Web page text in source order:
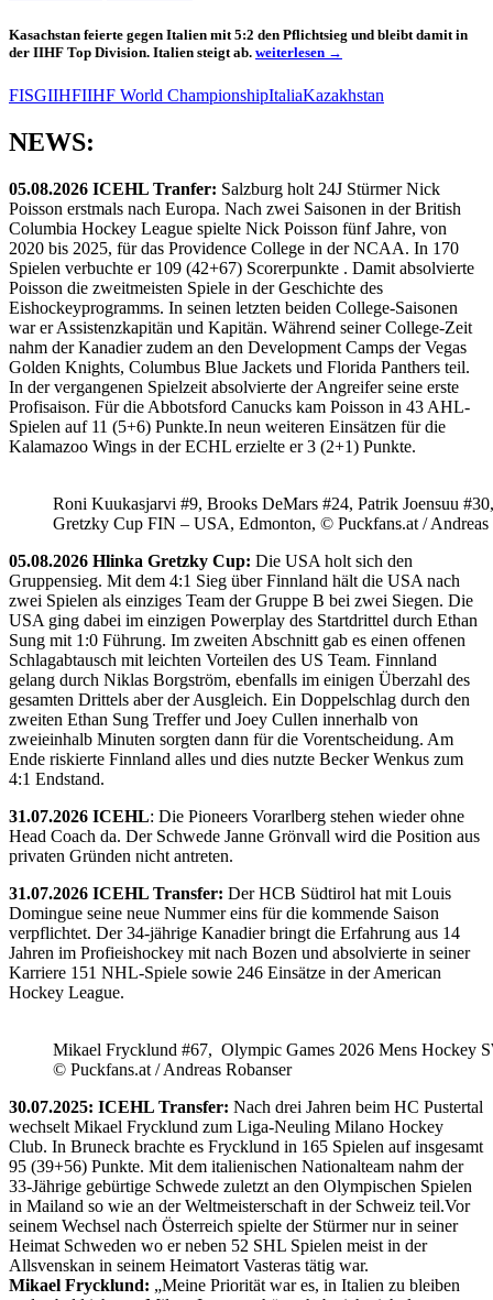
Kasachstan feierte gegen Italien mit 5:2 den Pflichtsieg und bleibt damit in
der IIHF Top Division. Italien steigt ab. Italien
2:5
gegen
weiterlesen →
FISGIIHFIIHF World ChampionshipItaliaKazakhstan
NEWS:
05.08.2026 ICEHL Tranfer: Salzburg holt 24J Stürmer Nick
Poisson erstmals nach Europa. Nach zwei Saisonen in der British
Columbia Hockey League spielte Nick Poisson fünf Jahre, von
2020 bis 2025, für das Providence College in der NCAA. In 170
Spielen verbuchte er 109 (42+67) Scorerpunkte . Damit absolvierte
Poisson die zweitmeisten Spiele in der Geschichte des
Eishockeyprogramms. In seinen letzten beiden College-Saisonen
war er Assistenzkapitän und Kapitän. Während seiner College-Zeit
nahm der Kanadier zudem an den Development Camps der Vegas
Golden Knights, Columbus Blue Jackets und Florida Panthers teil.
In der vergangenen Spielzeit absolvierte der Angreifer seine erste
Profisaison. Für die Abbotsford Canucks kam Poisson in 43 AHL-
Spielen auf 11 (5+6) Punkte.In neun weiteren Einsätzen für die
Kalamazoo Wings in der ECHL erzielte er 3 (2+1) Punkte.
Roni Kuukasjarvi #9, Brooks DeMars #24, Patrik Joensuu
Gretzky Cup FIN – USA, Edmonton, © Puckfans.at / Andreas
05.08.2026 Hlinka Gretzky Cup: Die USA holt sich den
Gruppensieg. Mit dem 4:1 Sieg über Finnland hält die USA nach
zwei Spielen als einziges Team der Gruppe B bei zwei Siegen. Die
USA ging dabei im einzigen Powerplay des Startdrittel durch Ethan
Sung mit 1:0 Führung. Im zweiten Abschnitt gab es einen offenen
Schlagabtausch mit leichten Vorteilen des US Team. Finnland
gelang durch Niklas Borgström, ebenfalls im einigen Überzahl des
gesamten Drittels aber der Ausgleich. Ein Doppelschlag durch den
zweiten Ethan Sung Treffer und Joey Cullen innerhalb von
zweieinhalb Minuten sorgten dann für die Vorentscheidung. Am
Ende riskierte Finnland alles und dies nutzte Becker Wenkus zum
4:1 Endstand.
31.07.2026 ICEHL: Die Pioneers Vorarlberg stehen wieder ohne
Head Coach da. Der Schwede Janne Grönvall wird die Position aus
privaten Gründen nicht antreten.
31.07.2026 ICEHL Transfer: Der HCB Südtirol hat mit Louis
Domingue seine neue Nummer eins für die kommende Saison
verpflichtet. Der 34-jährige Kanadier bringt die Erfahrung aus 14
Jahren im Profieishockey mit nach Bozen und absolvierte in seiner
Karriere 151 NHL-Spiele sowie 246 Einsätze in der American
Hockey League.
Mikael Frycklund #67, Olympic Games 2026 Mens Hockey
© Puckfans.at / Andreas Robanser
30.07.2025: ICEHL Transfer: Nach drei Jahren beim HC Pustertal
wechselt Mikael Frycklund zum Liga-Neuling Milano Hockey
Club. In Bruneck brachte es Frycklund in 165 Spielen auf insgesamt
95 (39+56) Punkte. Mit dem italienischen Nationalteam nahm der
33-Jährige gebürtige Schwede zuletzt an den Olympischen Spielen
in Mailand so wie an der Weltmeisterschaft in der Schweiz teil.Vor
seinem Wechsel nach Österreich spielte der Stürmer nur in seiner
Heimat Schweden wo er neben 52 SHL Spielen meist in der
Allsvenskan in seinem Heimatort Vasteras tätig war.
Mikael Frycklund: „Meine Priorität war es, in Italien zu bleiben